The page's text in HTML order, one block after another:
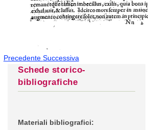
Precedente Successiva
Schede storico-
bibliografiche
Materiali bibliografici: